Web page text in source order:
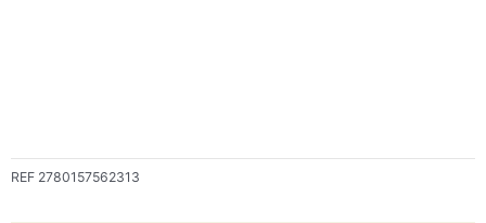
REF 2780157562313